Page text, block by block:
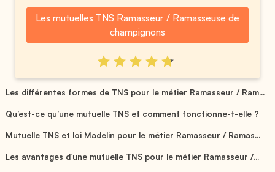
Les mutuelles TNS Ramasseur / Ramasseuse de
champignons
Les différentes formes de TNS pour le métier Ramasseur / Ram...
Qu’est-ce qu’une mutuelle TNS et comment fonctionne-t-elle ?
Mutuelle TNS et loi Madelin pour le métier Ramasseur / Ramas...
Les avantages d’une mutuelle TNS pour le métier Ramasseur /...